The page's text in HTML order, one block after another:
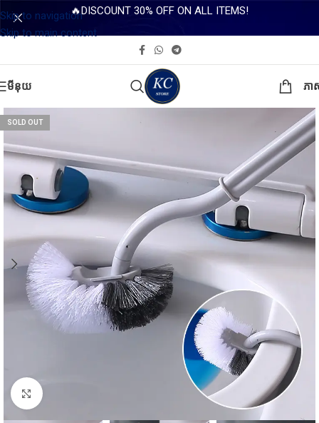
Skip to navigation
Skip to main content
🔥DISCOUNT 30% OFF ON ALL ITEMS!
មីនុយ ភា
SOLD OUT
Click to enlarge